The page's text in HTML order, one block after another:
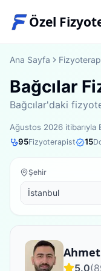
Özel
Ana Sayfa
Bağcılar
Bağcılar'daki
Ağustos 2026 itibarıyla
95Fizyoterapist 15
Şehir
Ahmet
5.0(